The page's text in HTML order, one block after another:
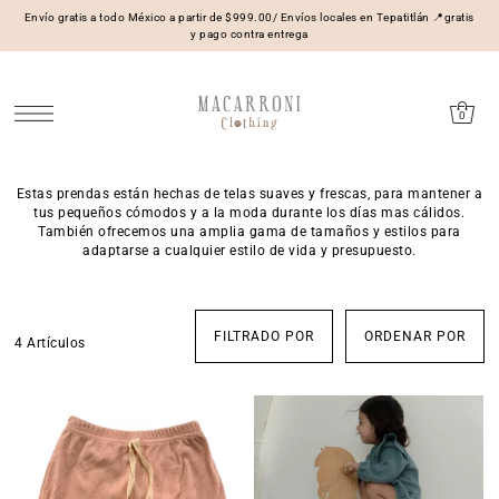
Envío gratis a todo México a partir de $999.00/ Envíos locales en Tepatitlán 📍gratis
y pago contra entrega
0
Estas prendas están hechas de telas suaves y frescas, para mantener a
tus pequeños cómodos y a la moda durante los días mas cálidos.
También ofrecemos una amplia gama de tamaños y estilos para
adaptarse a cualquier estilo de vida y presupuesto.
4 Artículos FILTRADO POR ORDENAR POR